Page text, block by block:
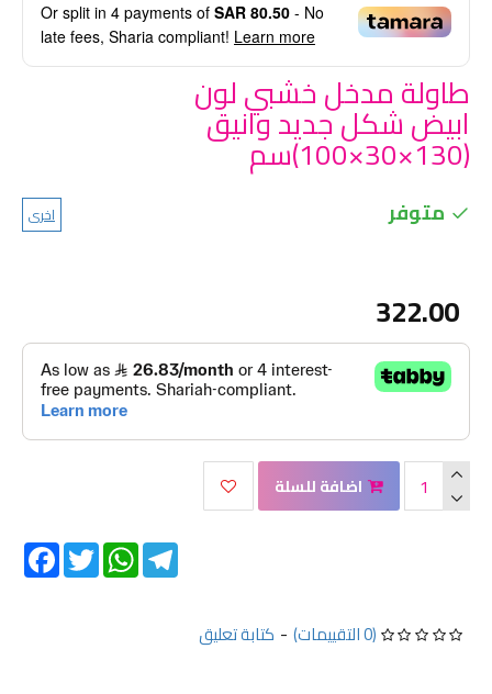
Or split in 4 payments of SAR 80.50 - No
late fees, Sharia compliant! Learn more
طاولة مدخل خشبي لون
ابيض شكل جديد وانيق
(130×30×100)سم
متوفر اخرى
(0 التقييمات) - كتابة تعليق
322.00
اضافة للسلة
Twitter
WhatsAppTelegram